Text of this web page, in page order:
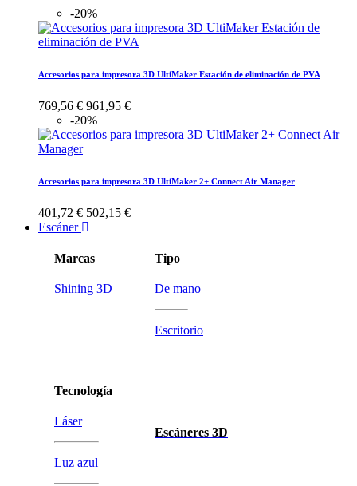
-20%
Accesorios para impresora 3D UltiMaker Estación de eliminación de PVA
769,56 € 961,95 €
-20%
Accesorios para impresora 3D UltiMaker 2+ Connect Air Manager
401,72 € 502,15 €
Escáner
Marcas
Shining 3D
Tecnología
Láser
Luz azul
Tipo
De mano
Escritorio
Escáneres 3D